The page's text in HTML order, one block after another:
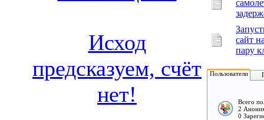
Исход
предсказуем, счёт
нет!
сайт
пару
Пользователи
Всего
2
0